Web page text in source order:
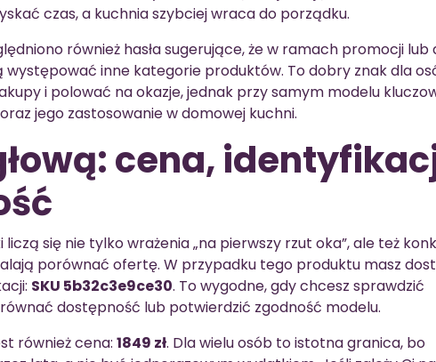
czas, a kuchnia szybciej wraca do porządku.
również hasła sugerujące, że w ramach promocji lub
inne kategorie produktów. To dobry znak dla
i polować na okazje, jednak przy samym modelu
jego zastosowanie w domowej kuchni.
cena,
się nie tylko wrażenia „na pierwszy rzut oka”, ale też
porównać ofertę. W przypadku tego produktu masz
SKU 5b32c3e9ce30. To wygodne, gdy chcesz sprawdzić
dostępność lub potwierdzić zgodność modelu.
również cena: 1849 zł. Dla wielu osób to istotna granica, bo